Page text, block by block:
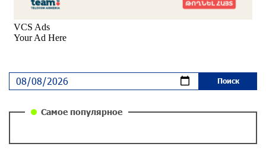
и чего на самом деле ожидает общество?
парламентского бойкота оппозиции - пустая
повестка дня? «Паст»
Самое популярное